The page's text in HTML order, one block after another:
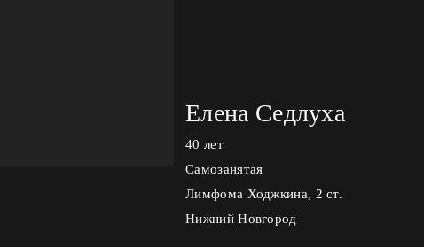
Елена Седлуха
40 лет
Самозанятая
Лимфома Ходжкина, 2 ст.
Нижний Новгород